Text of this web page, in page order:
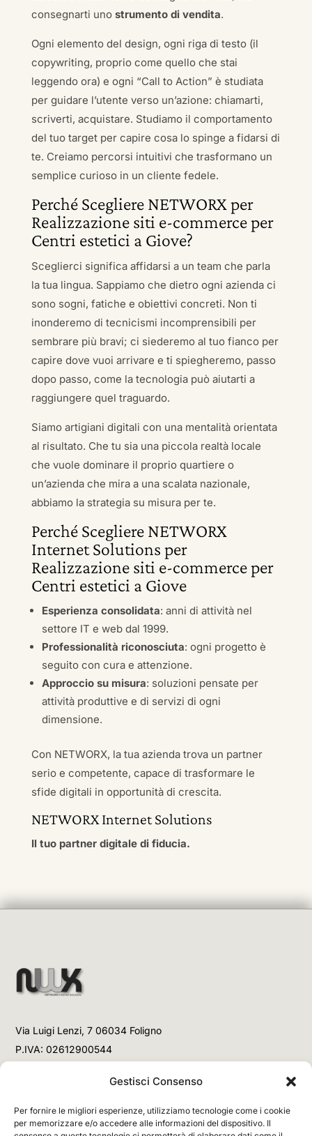
Gestisci Consenso
Per fornire le migliori esperienze, utilizziamo tecnologie come i cookie
per memorizzare e/o accedere alle informazioni del dispositivo. Il
consegnarti uno strumento di vendita.
Ogni elemento del design, ogni riga di testo (il
copywriting, proprio come quello che stai
leggendo ora) e ogni “Call to Action” è studiata
per guidare l’utente verso un’azione: chiamarti,
scriverti, acquistare. Studiamo il comportamento
del tuo target per capire cosa lo spinge a fidarsi di
te. Creiamo percorsi intuitivi che trasformano un
semplice curioso in un cliente fedele.
Perché Scegliere NETWORX per
Realizzazione siti e-commerce per
Centri estetici a Giove?
Sceglierci significa affidarsi a un team che parla
la tua lingua. Sappiamo che dietro ogni azienda ci
sono sogni, fatiche e obiettivi concreti. Non ti
inonderemo di tecnicismi incomprensibili per
sembrare più bravi; ci siederemo al tuo fianco per
capire dove vuoi arrivare e ti spiegheremo, passo
dopo passo, come la tecnologia può aiutarti a
raggiungere quel traguardo.
Siamo artigiani digitali con una mentalità orientata
al risultato. Che tu sia una piccola realtà locale
che vuole dominare il proprio quartiere o
un’azienda che mira a una scalata nazionale,
abbiamo la strategia su misura per te.
Perché Scegliere NETWORX
Internet Solutions per
Realizzazione siti e-commerce per
Centri estetici a Giove
Esperienza consolidata: anni di attività nel
settore IT e web dal 1999.
Professionalità riconosciuta: ogni progetto è
seguito con cura e attenzione.
Approccio su misura: soluzioni pensate per
attività produttive e di servizi di ogni
dimensione.
Con NETWORX, la tua azienda trova un partner
serio e competente, capace di trasformare le
sfide digitali in opportunità di crescita.
NETWORX Internet Solutions
Il tuo partner digitale di fiducia.
Via Luigi Lenzi, 7 06034 Foligno
P.IVA: 02612900544
+39 3477853708 (Chiamata)